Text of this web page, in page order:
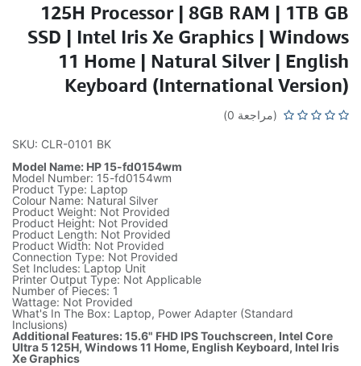
125H Processor | 8GB RAM | 1TB GB
SSD | Intel Iris Xe Graphics | Windows
11 Home | Natural Silver | English
Keyboard (International Version)
(مراجعة 0)
SKU: CLR-0101 BK
Model Name: HP 15-fd0154wm
Model Number: 15-fd0154wm
Product Type: Laptop
Colour Name: Natural Silver
Product Weight: Not Provided
Product Height: Not Provided
Product Length: Not Provided
Product Width: Not Provided
Connection Type: Not Provided
Set Includes: Laptop Unit
Printer Output Type: Not Applicable
Number of Pieces: 1
Wattage: Not Provided
What's In The Box: Laptop, Power Adapter (Standard
Inclusions)
Additional Features: 15.6" FHD IPS Touchscreen, Intel Core
Ultra 5 125H, Windows 11 Home, English Keyboard, Intel Iris
Xe Graphics